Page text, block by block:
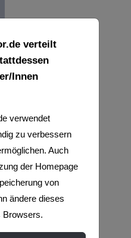
U
verteilt
Innen
verwendet
zu verbessern
Auch
der Homepage
von
ändere dieses
Browsers.